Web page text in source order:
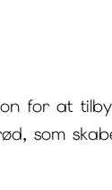
for at
som